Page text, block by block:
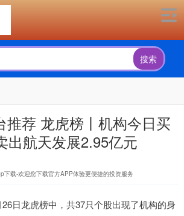
搜索
推荐 龙虎榜丨机构今日买
出航天发展2.95亿元
下载-欢迎您下载官方APP体验更便捷的投资服务
日龙虎榜中，共37只个股出现了机构的身